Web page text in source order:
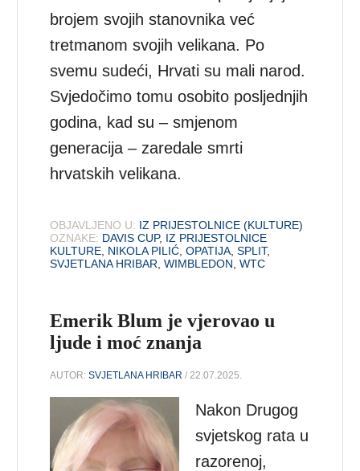
brojem svojih stanovnika već
tretmanom svojih velikana. Po
svemu sudeći, Hrvati su mali narod.
Svjedočimo tomu osobito posljednjih
godina, kad su – smjenom
generacija – zaredale smrti
hrvatskih velikana.
OBJAVLJENO U: IZ PRIJESTOLNICE (KULTURE)
OZNAKE: DAVIS CUP, IZ PRIJESTOLNICE
KULTURE NIKOLA PILIĆ ,OPATIJA ,SPLIT,
SVJETLANA HRIBAR ,WIMBLEDON ,WTC
Emerik Blum je vjerovao u
ljude i moć znanja
AUTOR:SVJETLANA HRIBAR / 22.07.2025.
Nakon Drugog
svjetskog rata u
razorenoj,